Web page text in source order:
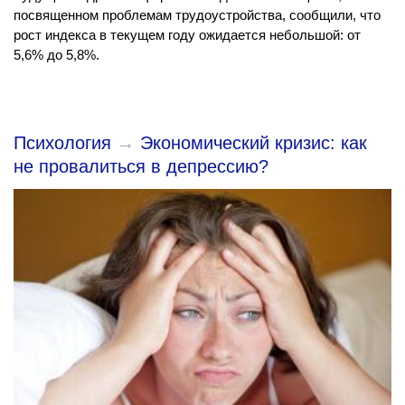
посвященном проблемам трудоустройства, сообщили, что
рост индекса в текущем году ожидается небольшой: от
5,6% до 5,8%.
Психология → Экономический кризис: как
не провалиться в депрессию?